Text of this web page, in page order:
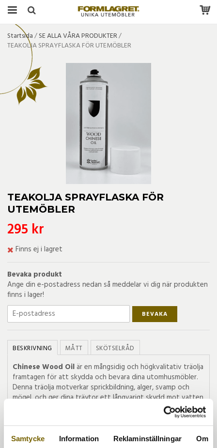
Samtycke Information Reklaminställningar Om
Startsida/SE ALLA VÅRA PRODUKTER/
TEAKOLJA SPRAYFLASKA FÖR UTEMÖBLER
TEAKOLJA SPRAYFLASKA FÖR
UTEMÖBLER
295 kr
Finns ej i lagret
Bevaka produkt
Ange din e-postadress nedan så meddelar vi dig när produkten
finns i lager!
BEVAKA
BESKRIVNING MÅTT SKÖTSELRÅD
Chinese Wood Oilär en mångsidig och högkvalitativ träolja
framtagen för att skydda och bevara dina utomhusmöbler.
Denna träolja motverkar sprickbildning, alger, svamp och
mögel, och ger dina träytor ett långvarigt skydd mot vatten
tränger djupt in i träet och
hjälper till att bevara dess naturliga skönhet och hållbarhet.
Praktisk aerosol, 500 ml, för snabb applicering. Finns även i
den traditionella 1-litersburken för mer noggrant arbete och